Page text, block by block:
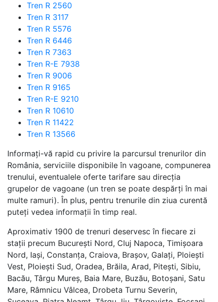
Tren R 2560
Tren R 3117
Tren R 5576
Tren R 6446
Tren R 7363
Tren R-E 7938
Tren R 9006
Tren R 9165
Tren R-E 9210
Tren R 10610
Tren R 11422
Tren R 13566
Informați-vă rapid cu privire la parcursul trenurilor din
România, serviciile disponibile în vagoane, compunerea
trenului, eventualele oferte tarifare sau direcția
grupelor de vagoane (un tren se poate despărți în mai
multe ramuri). În plus, pentru trenurile din ziua curentă
puteți vedea informații în timp real.
Aproximativ 1900 de trenuri deservesc în fiecare zi
stații precum București Nord, Cluj Napoca, Timișoara
Nord, Iași, Constanța, Craiova, Brașov, Galați, Ploiești
Vest, Ploiești Sud, Oradea, Brăila, Arad, Pitești, Sibiu,
Bacău, Târgu Mureș, Baia Mare, Buzău, Botoșani, Satu
Mare, Râmnicu Vâlcea, Drobeta Turnu Severin,